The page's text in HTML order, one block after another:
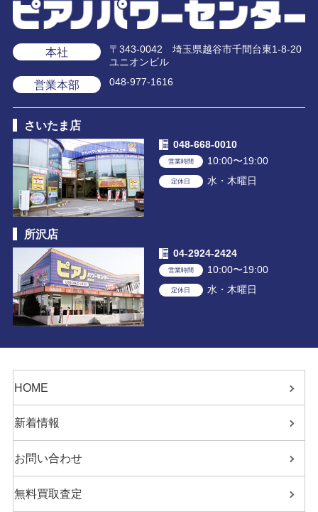
本社
〒343-0042 埼玉県越谷市千間台東1-8-20
ユニオンビル
営業本部 048-977-1616
さいたま店
048-668-0010
営業時間 10:00〜19:00
定休日 水・木曜日
所沢店
04-2924-2424
営業時間 10:00〜19:00
定休日 水・木曜日
HOME
新着情報
お問い合わせ
無料買取査定